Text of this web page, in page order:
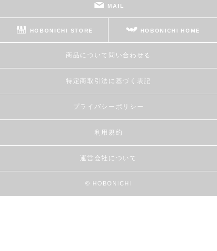
MAIL
HOBONICHI STORE HOBONICHI HOME
商品について問い合わせる
特定商取引法に基づく表記
プライバシーポリシー
利用規約
運営会社について
© HOBONICHI